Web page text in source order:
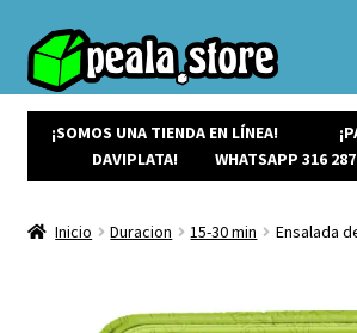
Productos
¡Ofertas!
¡NUEVOS!
Contacto
¡SOMOS UNA TIENDA EN LÍNEA!
DAVIPLATA!
WHATSAPP 316
Inicio Duracion 15-30 min Ensalada